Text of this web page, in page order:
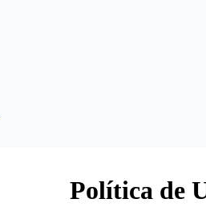
Política de